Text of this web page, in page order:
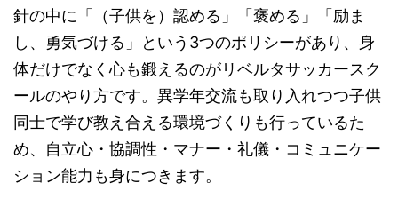
針の中に「（子供を）認める」「褒める」「励ま
し、勇気づける」という3つのポリシーがあり、身
体だけでなく心も鍛えるのがリベルタサッカースク
ールのやり方です。異学年交流も取り入れつつ子供
同士で学び教え合える環境づくりも行っているた
め、自立心・協調性・マナー・礼儀・コミュニケー
ション能力も身につきます。